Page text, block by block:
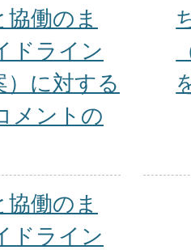
働のま
ドライン
）に対する
メントの
働のま
ドライン